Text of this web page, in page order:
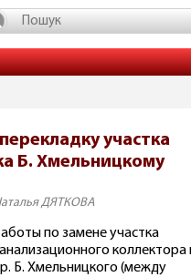
участка
Б. Хмельницкому
ДЯТКОВА
по замене участка
коллектора
Б. Хмельницкого (между